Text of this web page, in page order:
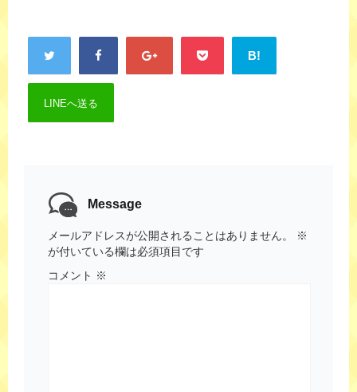
B!
LINEへ送る
Message
メールアドレスが公開されることはありません。
※
が付いている欄は必須項目です
コメント ※